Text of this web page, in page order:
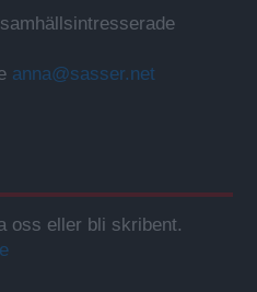
anna@sasser.net
oss eller bli skribent.